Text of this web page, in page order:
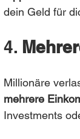
dein Geld für
4.
Millionäre
mehrere
Investments